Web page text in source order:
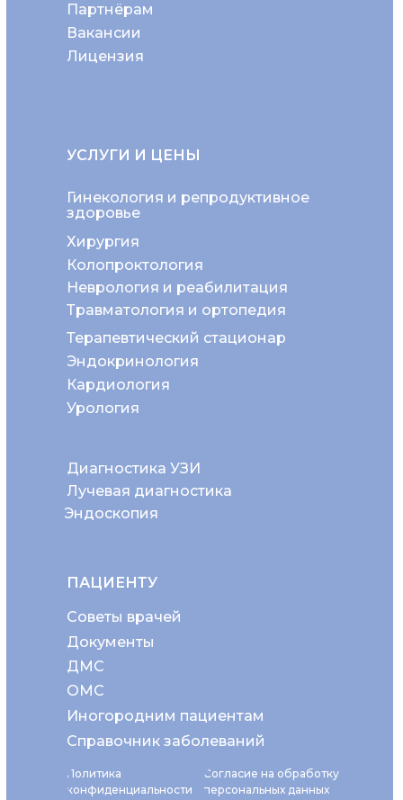
Политика
конфиденциальности
Согласие на обработку
персональных данных
Партнёрам
Вакансии
Лицензия
Неврология и реабилитация
Колопроктология
Хирургия
Гинекология и репродуктивное
здоровье
Диагностика УЗИ
Эндоскопия
Травматология и ортопедия
Эндокринология
Терапевтический стационар
Кардиология
Урология
Лучевая диагностика
УСЛУГИ И ЦЕНЫ
ПАЦИЕНТУ
Советы врачей
ОМС
Документы
ДМС
Иногородним пациентам
Справочник заболеваний